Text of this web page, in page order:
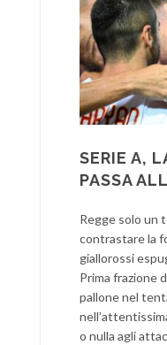
SERIE A,
PASSA
Regge solo un
contrastare la
giallorossi
Prima frazione
pallone nel
o nulla agli